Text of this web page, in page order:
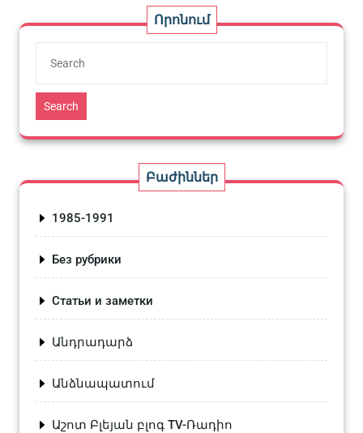
Որոնում
Search
Բաժիններ
1985-1991
Без рубрики
Статьи и заметки
Անդրադարձ
Անձնապատում
Աշոտ Բլեյան բլոգ TV-Ռադիո